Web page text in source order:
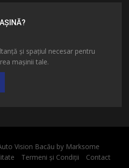
și spațiul necesar pentru
mașinii tale.
Vision Bacău by Marksome
Termeni și Condiții Contact